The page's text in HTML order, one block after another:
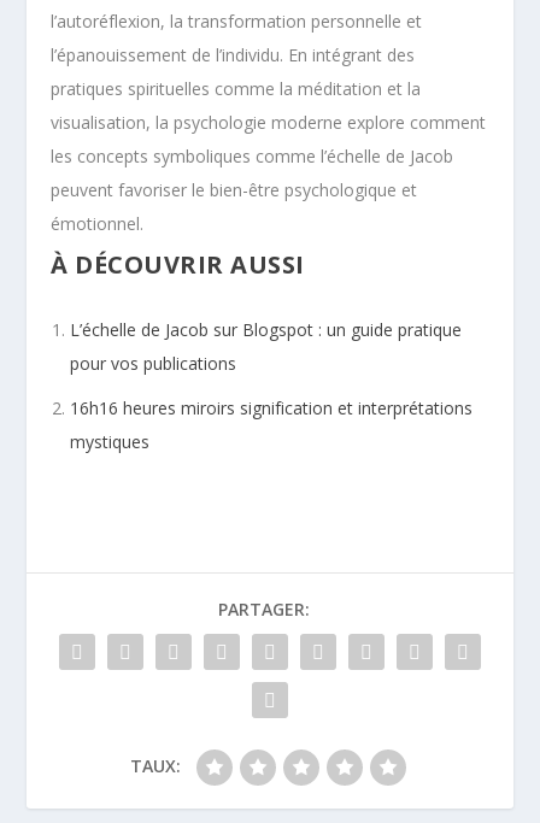
l’autoréflexion, la transformation personnelle et
l’épanouissement de l’individu. En intégrant des
pratiques spirituelles comme la méditation et la
visualisation, la psychologie moderne explore comment
les concepts symboliques comme l’échelle de Jacob
peuvent favoriser le bien-être psychologique et
émotionnel.
À DÉCOUVRIR AUSSI
L’échelle de Jacob sur Blogspot : un guide pratique
pour vos publications
16h16 heures miroirs signification et interprétations
mystiques
PARTAGER:
TAUX: